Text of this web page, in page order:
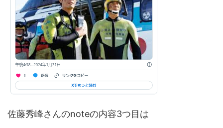
佐藤秀峰さんのnoteの内容3つ目は